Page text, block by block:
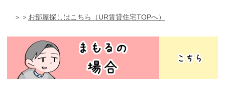
＞＞ お部屋探しはこちら（UR賃貸住宅TOPへ）